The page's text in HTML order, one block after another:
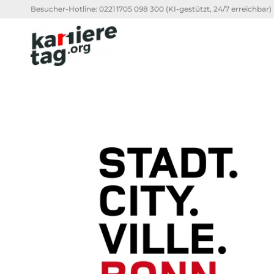
Besucher-Hotline: 0221 1705 098 300 (KI-gestützt, 24/7